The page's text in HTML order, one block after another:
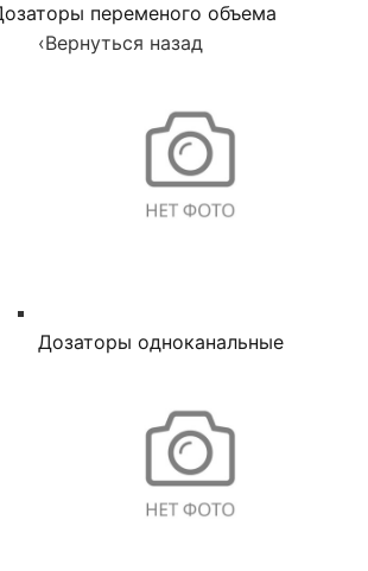
переменого объема
‹Вернуться назад
Дозаторы одноканальные